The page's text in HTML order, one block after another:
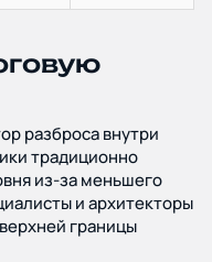
разброса внутри
традиционно
из-за меньшего
и архитекторы
границы